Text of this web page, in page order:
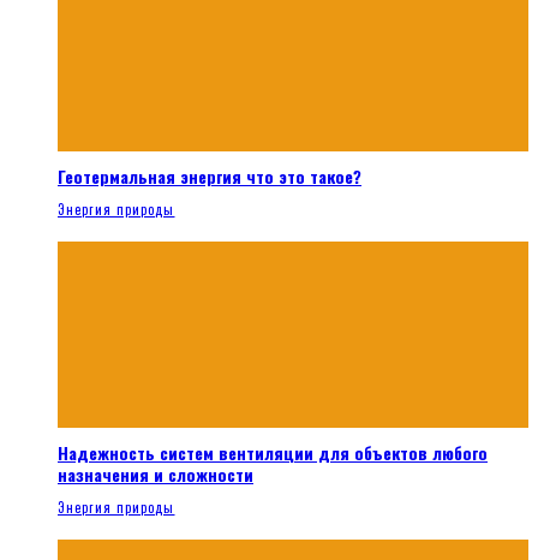
Геотермальная энергия что это такое?
Энергия природы
Надежность систем вентиляции для объектов любого
назначения и сложности
Энергия природы